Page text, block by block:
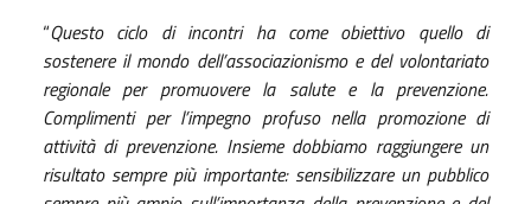
“Questo ciclo di incontri ha come obiettivo quello di
sostenere il mondo dell’associazionismo e del volontariato
regionale per promuovere la salute e la prevenzione.
Complimenti per l’impegno profuso nella promozione di
attività di prevenzione. Insieme dobbiamo raggiungere un
risultato sempre più importante: sensibilizzare un pubblico